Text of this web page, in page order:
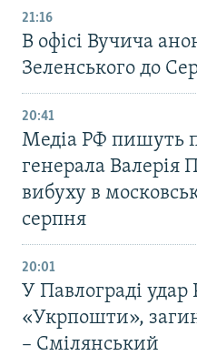
21:16
В офісі Вучича
Зеленського до
20:41
Медіа РФ пишуть
генерала Валерія
вибуху в
серпня
20:01
У Павлограді
«Укрпошти»,
– Смілянський